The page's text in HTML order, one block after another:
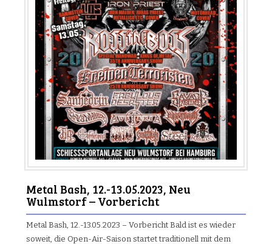
Metal Bash, 12.-13.05.2023, Neu
Wulmstorf – Vorbericht
Metal Bash, 12.-13.05.2023 – Vorbericht Bald ist es wieder
soweit, die Open-Air-Saison startet traditionell mit dem